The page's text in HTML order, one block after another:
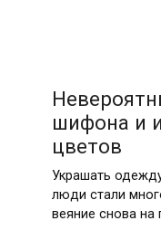
шифона и
цветов
Украшать
люди стали
веяние снова на